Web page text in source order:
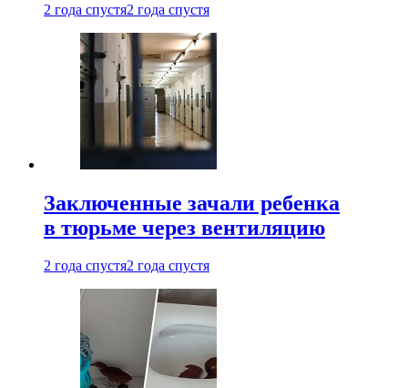
2 года спустя2 года спустя
Заключенные зачали ребенка
в тюрьме через вентиляцию
2 года спустя2 года спустя